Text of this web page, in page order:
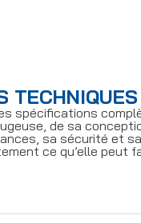
TECHNIQUES
spécifications
de sa
sa sécurité et
ce qu’elle peut